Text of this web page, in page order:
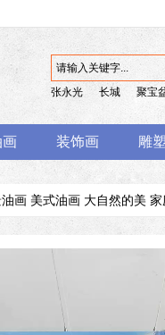
张永光 长城 聚宝
画 装饰画 雕
画 美式油画 大自然的美